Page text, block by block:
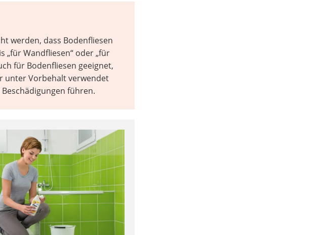
werden, dass Bodenfliesen
„für Wandfliesen“ oder „für
für Bodenfliesen geeignet,
unter Vorbehalt verwendet
führen.